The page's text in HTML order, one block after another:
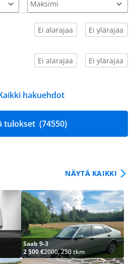
hakuehdot
tulokset (74550)
NÄYTÄ KAIKKI
Saab 9-3
2 500 €2000, 250 tkm